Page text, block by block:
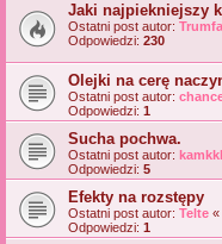
Jaki najpiekniejszy
Ostatni post autor: Trumfa
Odpowiedzi: 230
Olejki na cerę
Ostatni post autor:
Odpowiedzi: 1
Sucha pochwa.
Ostatni post autor:
Odpowiedzi: 5
Efekty na rozstępy
Ostatni post autor: Telte «
Odpowiedzi: 1